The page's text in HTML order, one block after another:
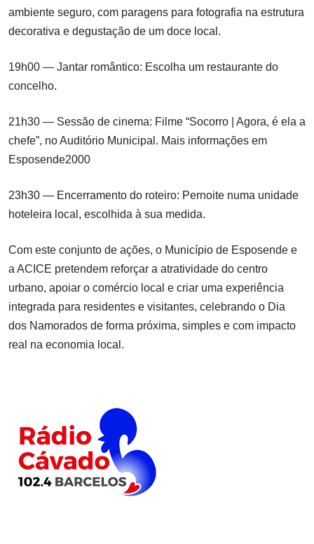
ambiente seguro, com paragens para fotografia na estrutura
decorativa e degustação de um doce local.
19h00 — Jantar romântico: Escolha um restaurante do
concelho.
21h30 — Sessão de cinema: Filme “Socorro | Agora, é ela a
chefe”, no Auditório Municipal. Mais informações em
Esposende2000
23h30 — Encerramento do roteiro: Pernoite numa unidade
hoteleira local, escolhida à sua medida.
Com este conjunto de ações, o Município de Esposende e
a ACICE pretendem reforçar a atratividade do centro
urbano, apoiar o comércio local e criar uma experiência
integrada para residentes e visitantes, celebrando o Dia
dos Namorados de forma próxima, simples e com impacto
real na economia local.